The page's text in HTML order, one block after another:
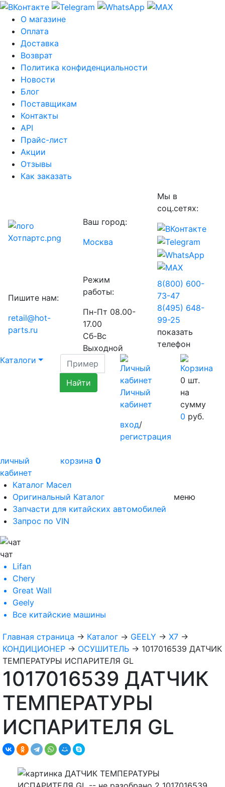
О магазине
Оплата
Доставка
Возврат
Политика конфиденциальности
Новости
Блог
Поставщикам
Контакты
API
Прайс-лист
Акции
Отзывы
Как заказать
Ваш город:
Москва
Мы в
соц.сетях:
Пишите нам:
retail@hot-
parts.ru
Режим
работы:
Пн-Пт 08.00-
17.00
Сб-Вс
Выходной
8(800) 600-
73-47
8(495) 648-
99-25
показать
телефон
Каталоги
Личный
кабинет
вход/
регистрация
0 шт.
на
сумму
0 руб.
личный
кабинет
корзина 0
Каталог Масел
Оригинальный Каталог
Запчасти для китайских автомобилей
Запрос по VIN
меню
чат
Lifan
Chery
Great Wall
Geely
Все китайские машины
Главная страница → Каталог → GEELY → X7 →
КОНДИЦИОНЕР → ОСУШИТЕЛЬ → 1017016539 ДАТЧИК
ТЕМПЕРАТУРЫ ИСПАРИТЕЛЯ GL
1017016539 ДАТЧИК
ТЕМПЕРАТУРЫ
ИСПАРИТЕЛЯ GL